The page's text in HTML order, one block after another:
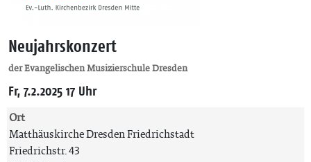
Neujahrskonzert
der Evangelischen Musizierschule Dresden
Fr, 7.2.2025 17 Uhr
Ort
Matthäuskirche Dresden Friedrichstadt
Friedrichstr. 43